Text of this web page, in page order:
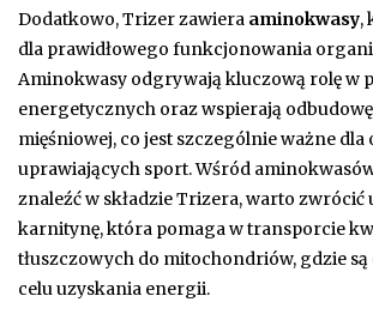
Dodatkowo, Trizer zawiera aminokwasy,
dla prawidłowego funkcjonowania
Aminokwasy odgrywają kluczową rolę w
energetycznych oraz wspierają
mięśniowej, co jest szczególnie ważne
uprawiających sport. Wśród
znaleźć w składzie Trizera, warto zwrócić
karnitynę, która pomaga w transporcie
tłuszczowych do mitochondriów, gdzie są
celu uzyskania energii.